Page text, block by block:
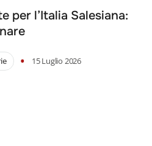
per l’Italia Salesiana:
• 15 Luglio 2026